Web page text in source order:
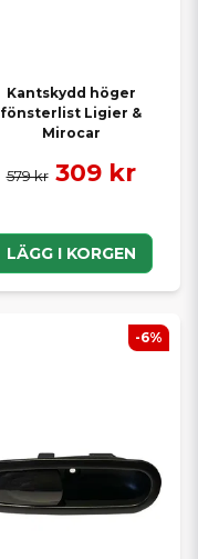
Kantskydd höger
fönsterlist Ligier &
Mirocar
579 kr 309 kr
LÄGG I KORGEN
-6%